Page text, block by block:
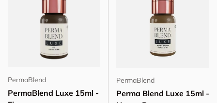
PermaBlend
PermaBlend Luxe 15ml -
PermaBlend
Perma Blend Luxe 15ml -